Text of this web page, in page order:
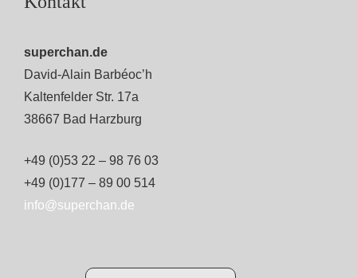
superchan.de
David-Alain Barbéoc’h
Kaltenfelder Str. 17a
38667 Bad Harzburg
+49 (0)53 22 – 98 76 03
+49 (0)177 – 89 00 514
info@superchan.de